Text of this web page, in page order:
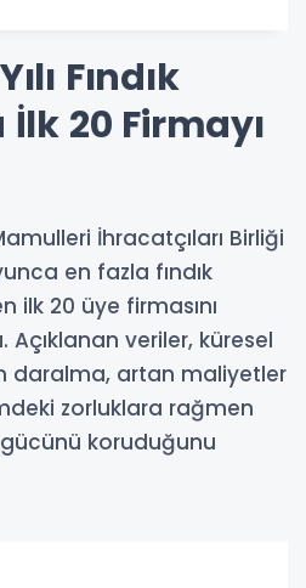
Fındık
20 Firmayı
İhracatçıları Birliği
en fazla fındık
ilk 20 üye firmasını
veriler, küresel
daralma, artan maliyetler
zorluklara rağmen
koruduğunu